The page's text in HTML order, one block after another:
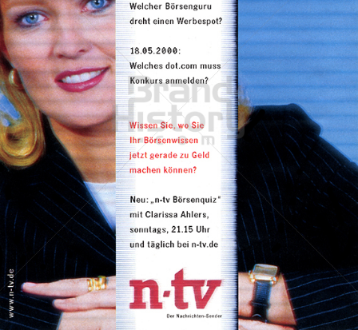
RTL Group - n-tv Nachrichtenfernsehen
RTL Group
2001
Bild-ID: 45473